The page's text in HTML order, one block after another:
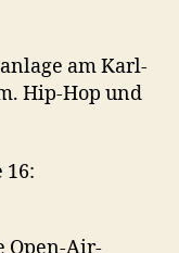
am Karl-
Hip-Hop und
16: